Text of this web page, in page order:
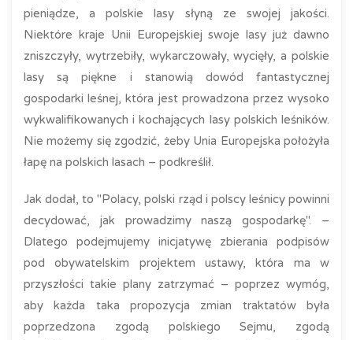
pieniądze, a polskie lasy słyną ze swojej jakości.
Niektóre kraje Unii Europejskiej swoje lasy już dawno
zniszczyły, wytrzebiły, wykarczowały, wycięły, a polskie
lasy są piękne i stanowią dowód fantastycznej
gospodarki leśnej, która jest prowadzona przez wysoko
wykwalifikowanych i kochających lasy polskich leśników.
Nie możemy się zgodzić, żeby Unia Europejska położyła
łapę na polskich lasach – podkreślił.
Jak dodał, to "Polacy, polski rząd i polscy leśnicy powinni
decydować, jak prowadzimy naszą gospodarkę". –
Dlatego podejmujemy inicjatywę zbierania podpisów
pod obywatelskim projektem ustawy, która ma w
przyszłości takie plany zatrzymać – poprzez wymóg,
aby każda taka propozycja zmian traktatów była
poprzedzona zgodą polskiego Sejmu, zgodą